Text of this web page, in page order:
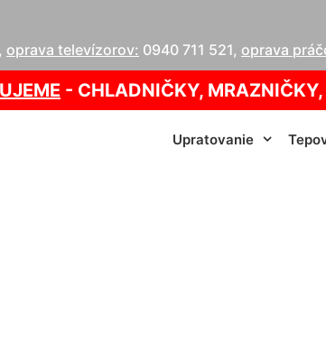
, oprava televízorov: 0940 711 521, oprava
- CHLADNIČKY,
Upratovanie